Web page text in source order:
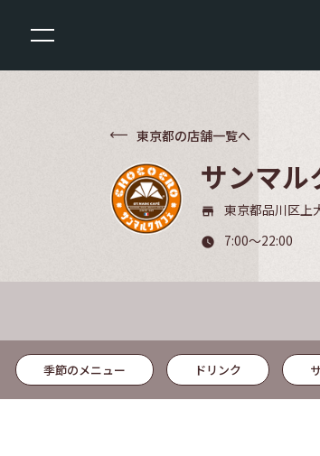
東京都の店舗一覧へ
サンマル
store_mall_directory 東京都品川区上
watch_later 7:00～22:00
季節のメニュー ドリンク